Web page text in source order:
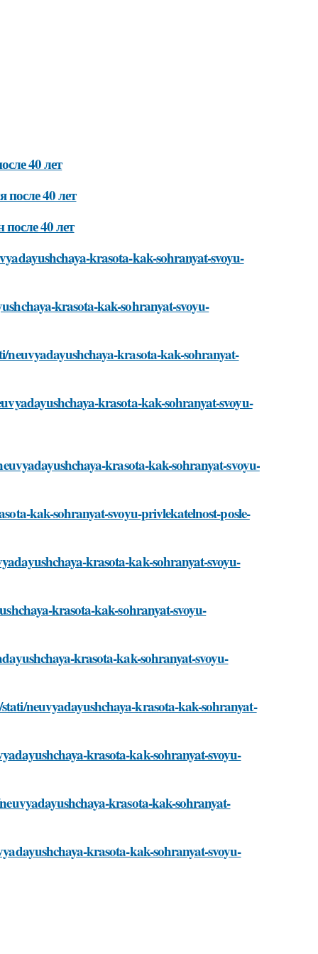
40 лет
40 лет
40 лет
krasota-kak-sohranyat-svoyu-
krasota-kak-sohranyat-svoyu-
krasota-kak-sohranyat-
krasota-kak-sohranyat-svoyu-
krasota-kak-sohranyat-svoyu-
kak-sohranyat-svoyu-privlekatelnost-posle-
krasota-kak-sohranyat-svoyu-
krasota-kak-sohranyat-svoyu-
krasota-kak-sohranyat-svoyu-
neuvyadayushchaya-krasota-kak-sohranyat-
krasota-kak-sohranyat-svoyu-
krasota-kak-sohranyat-
krasota-kak-sohranyat-svoyu-